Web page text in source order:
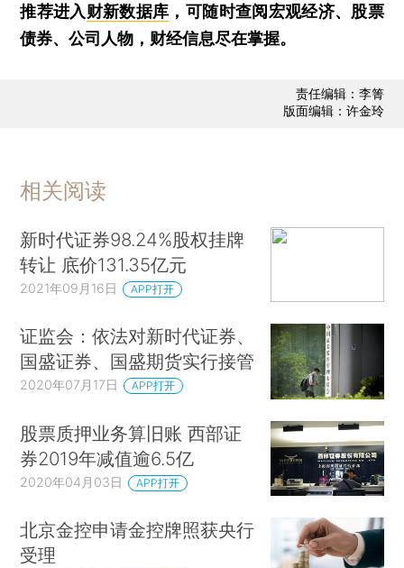
推荐进入财新数据库 ，可随时查阅宏观经济、股票
债券、公司人物，财经信息尽在掌握。
责任编辑：李箐
版面编辑：许金玲
相关阅读
新时代证券98.24%股权挂牌
转让 底价131.35亿元
2021年09月16日 APP打开
证监会：依法对新时代证券、
国盛证券、国盛期货实行接管
2020年07月17日 APP打开
股票质押业务算旧账 西部证
券2019年减值逾6.5亿
2020年04月03日 APP打开
北京金控申请金控牌照获央行
受理